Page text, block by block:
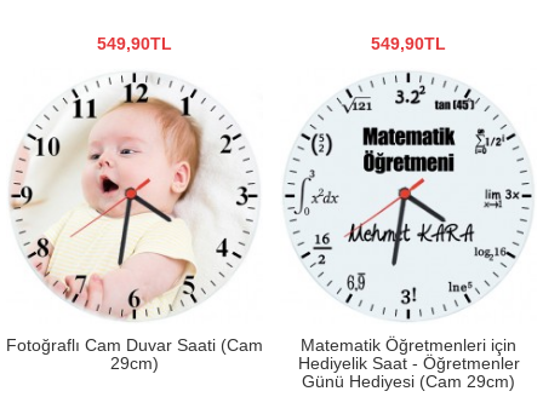
549,90TL 549,90TL
Fotoğraflı Cam Duvar Saati (Cam
29cm)
Matematik Öğretmenleri için
Hediyelik Saat - Öğretmenler
Günü Hediyesi (Cam 29cm)